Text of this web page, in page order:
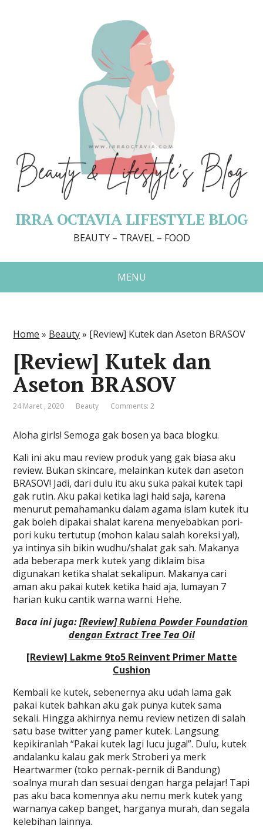
IRRA OCTAVIA LIFESTYLE BLOG
BEAUTY – TRAVEL – FOOD
MENU
Home » Beauty» [Review] Kutek dan Aseton BRASOV
[Review] Kutek dan
Aseton BRASOV
24 Maret , 2020 Beauty Comments: 2
Aloha girls! Semoga gak bosen ya baca blogku.
Kali ini aku mau review produk yang gak biasa aku
review. Bukan skincare, melainkan kutek dan aseton
BRASOV! Jadi, dari dulu itu aku suka pakai kutek tapi
gak rutin. Aku pakai ketika lagi haid saja, karena
menurut pemahamanku dalam agama islam kutek itu
gak boleh dipakai shalat karena menyebabkan pori-
pori kuku tertutup (mohon kalau salah koreksi ya!),
ya intinya sih bikin wudhu/shalat gak sah. Makanya
ada beberapa merk kutek yang diklaim bisa
digunakan ketika shalat sekalipun. Makanya cari
aman aku pakai kutek ketika haid aja, lumayan 7
harian kuku cantik warna warni. Hehe.
Baca ini juga:[Review] Rubiena Powder Foundation
dengan Extract Tree Tea Oil
[Review] Lakme 9to5 Reinvent Primer Matte
Cushion
Kembali ke kutek, sebenernya aku udah lama gak
pakai kutek bahkan aku gak punya kutek sama
sekali. Hingga akhirnya nemu review netizen di salah
satu base twitter yang pamer kutek. Langsung
kepikiranlah “Pakai kutek lagi lucu juga!”. Dulu, kutek
andalanku kalau gak merk Stroberi ya merk
Heartwarmer (toko pernak-pernik di Bandung)
soalnya murah dan sesuai dengan harga pelajar! Tapi
pas aku baca komennya aku nemu merk kutek yang
warnanya cakep banget, harganya murah, dan segala
kelebihan lainnya.